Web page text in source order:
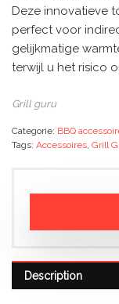
Deze innovatieve
perfect voor
gelijkmatige
terwijl u het risico
Grill guru
Categorie: BBQ
Tags: Accessoires Grill
Description